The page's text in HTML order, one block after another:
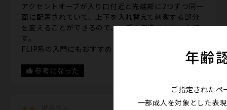
アクセントオーブが入り口付近と先端部に2つずつ同一
面に配置されていて、上下を入れ替えて刺激する部分
を変えることができるので、すごく気持ちよかったで
す。
FLIP系の入門にもおすすめ
参考になった
年齢
ご指定されたペ
一部成人を対象とした表